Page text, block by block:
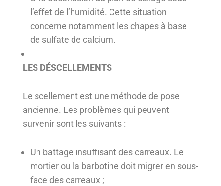
l’effet de l’humidité. Cette situation
concerne notamment les chapes à base
de sulfate de calcium.
LES DÉSCELLEMENTS
Le scellement est une méthode de pose
ancienne. Les problèmes qui peuvent
survenir sont les suivants :
Un battage insuffisant des carreaux. Le
mortier ou la barbotine doit migrer en sous-
face des carreaux ;